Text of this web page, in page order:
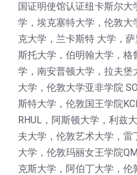
国证明使馆认证纽卡斯尔
学，埃克塞特大学，伦敦大
克大学，兰卡斯特 大学，
斯托大学，伯明翰大学，格
学，南安普顿大学，拉夫堡
大学，伦敦大学亚非学院
斯特大学，伦敦国王学院
RHUL，阿斯顿大学，利兹
夫大学，伦敦艺术大学，
大学，伦敦玛丽女王学院
克斯大学，阿伯丁大学，